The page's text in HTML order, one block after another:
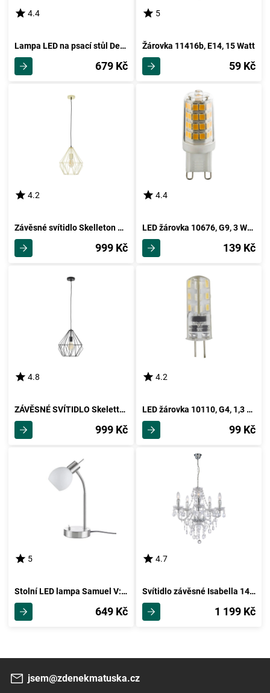
4.4
Lampa LED na psací stůl Denise 35cm, 5 Watt
679 Kč
5
Žárovka 11416b, E14, 15 Watt
59 Kč
4.2
Závěsné svítidlo Skelleton 30/110 Cm, 60 Watt
999 Kč
4.4
LED žárovka 10676, G9, 3 Watt
139 Kč
4.8
ZÁVĚSNÉ SVÍTIDLO Skeletton -Akt-
999 Kč
4.2
LED žárovka 10110, G4, 1,3 Watt
99 Kč
5
Stolní LED lampa Samuel V: 34cm, 3 Watt
649 Kč
4.7
Svítidlo závěsné Isabella 149cm, 40 Watt
1 199 Kč
jsem@zdenekmatuska.cz